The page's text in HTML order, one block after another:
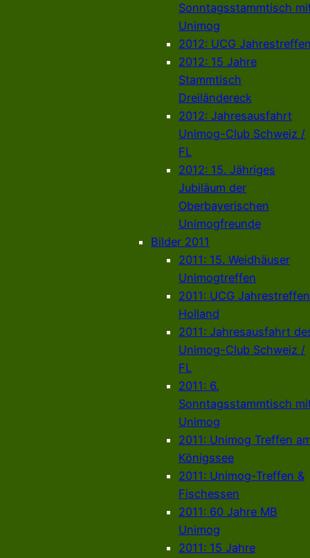
Sonntagsstammtisch
Unimog
2012: UCG
2012: 15 Jahre
Stammtisch
Dreiländereck
2012: Jahresausfahrt
Unimog-Club Schweiz /
FL
2012: 15. Jähriges
Jubiläum der
Oberbayerischen
Unimogfreunde
Bilder 2011
2011: 15. Weidhäuser
Unimogtreffen
2011: UCG Jahrestreffen
Holland
2011: Jahresausfahrt
Unimog-Club Schweiz /
FL
2011: 6.
Sonntagsstammtisch
Unimog
2011: Unimog Treffen
Königssee
2011: Unimog-Treffen &
Fischessen
2011: 60 Jahre MB
Unimog
2011: 15 Jahre